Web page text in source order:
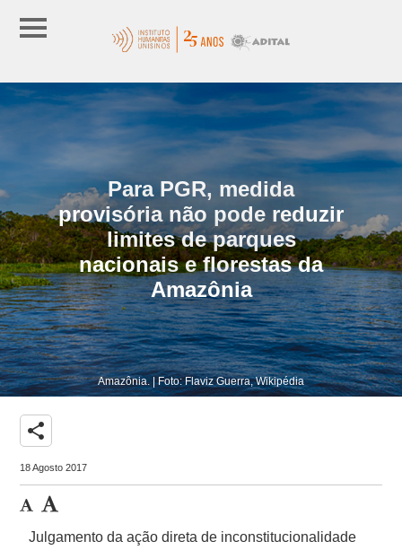
Para PGR, medida
provisória não pode reduzir
limites de parques
nacionais e florestas da
Amazônia
Amazônia. | Foto: Flaviz Guerra, Wikipédia
share
18 Agosto 2017
Julgamento da ação direta de inconstitucionalidade